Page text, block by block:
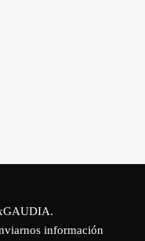
.
información